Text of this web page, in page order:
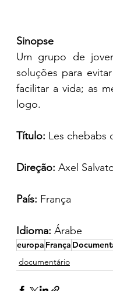
Sinopse
Um grupo de
soluções para
facilitar a vida; as
logo.
Título: Les chebabs
Direção: Axel
País: França
Idioma: Árabe
europa França
documentário